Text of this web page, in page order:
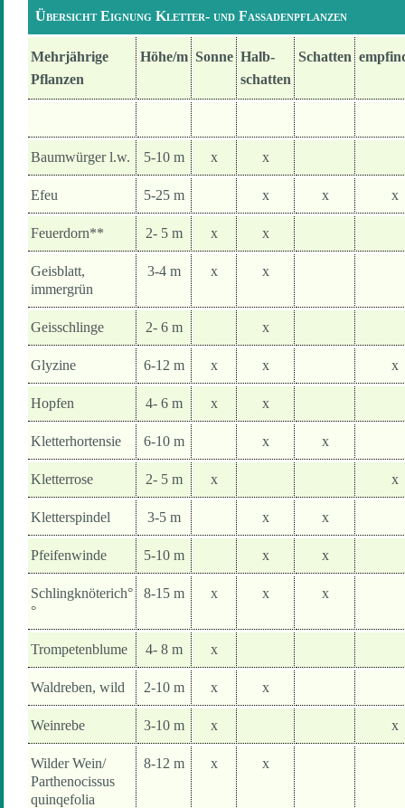
Übersicht Eignung Kletter- und Fassadenpflanzen
Mehrjährige
Pflanzen
Höhe/m Sonne Halb-
schatten
Schatten
Baumwürger l.w. 5-10 m x x
Efeu 5-25 m x x x
Feuerdorn** 2- 5 m x x
Geisblatt,
immergrün
3-4 m x x
Geisschlinge 2- 6 m x
Glyzine 6-12 m x x x
Hopfen 4- 6 m x x
Kletterhortensie 6-10 m x x
Kletterrose 2- 5 m x x
Kletterspindel 3-5 m x x
Pfeifenwinde 5-10 m x x
Schlingknöterich°
°
8-15 m x x x
Trompetenblume 4- 8 m x
Waldreben, wild 2-10 m x x
Weinrebe 3-10 m x x
Wilder Wein/
Parthenocissus
quinqefolia
8-12 m x x